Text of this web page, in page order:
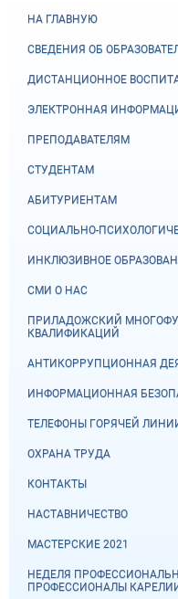
НА ГЛАВНУЮ
СВЕДЕНИЯ ОБ
ДИСТАНЦИОННОЕ
ЭЛЕКТРОННАЯ
ПРЕПОДАВАТЕЛЯМ
СТУДЕНТАМ
АБИТУРИЕНТАМ
СОЦИАЛЬНО-
ИНКЛЮЗИВНОЕ
СМИ О НАС
ПРИЛАДОЖСКИЙ
КВАЛИФИКАЦИЙ
АНТИКОРРУПЦИОННАЯ
ИНФОРМАЦИОННАЯ
ТЕЛЕФОНЫ ГОРЯЧЕЙ
ОХРАНА ТРУДА
КОНТАКТЫ
НАСТАВНИЧЕСТВО
МАСТЕРСКИЕ 2021
НЕДЕЛЯ
ПРОФЕССИОНАЛЫ